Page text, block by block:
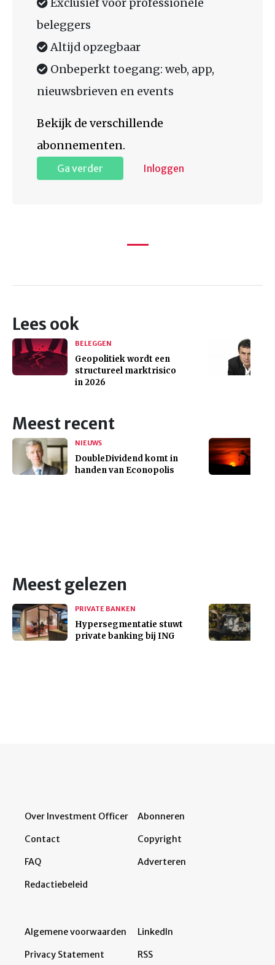
beleggers
Altijd opzegbaar
Onbeperkt toegang: web, app,
nieuwsbrieven en events
Bekijk de verschillende
abonnementen.
Ga verder Inloggen
Lees ook
BELEGGEN
Geopolitiek wordt een
structureel marktrisico
in 2026
Meest recent
NIEUWS
DoubleDividend komt in
handen van Econopolis
Meest gelezen
PRIVATE BANKEN
Hypersegmentatie stuwt
private banking bij ING
Over Investment Officer
Contact
FAQ
Redactiebeleid
Abonneren
Copyright
Adverteren
Algemene voorwaarden
Privacy Statement
LinkedIn
RSS